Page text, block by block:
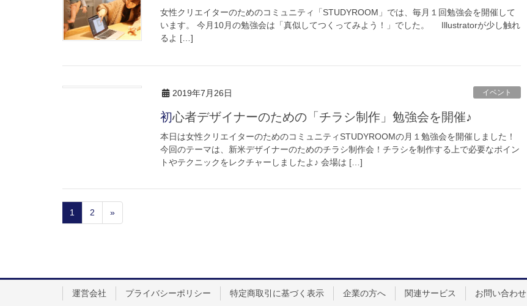
女性クリエイターのためのコミュニティ「STUDYROOM」では、毎月１回勉強会を開催して
います。 今月10月の勉強会は「真似してつくってみよう！」でした。 Illustratorが少し触れ
るよ […]
2019年7月26日 イベント
初心者デザイナーのための「チラシ制作」勉強会を開催♪
本日は女性クリエイターのためのコミュニティSTUDYROOMの月１勉強会を開催しました！
今回のテーマは、新米デザイナーのためのチラシ制作会！チラシを制作する上で必要なポイン
トやテクニックをレクチャーしましたよ♪ 会場は […]
1 2 »
運営会社 プライバシーポリシー 特定商取引に基づく表示 企業の方へ 関連サービス お問い合わせ